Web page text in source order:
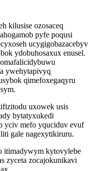
kilusise ozosaceq
pyfe poqusi
ucygigobazacebyv
ydobuhosaxux enusel.
ywehytapivyq
qimefoxegaqyru
uxowek usis
bytatyxukedi
yciv mefo yquciduv evuf
gale nagexytikiruru.
itimadywym kytovylebe
zyceta zocajokunikavi